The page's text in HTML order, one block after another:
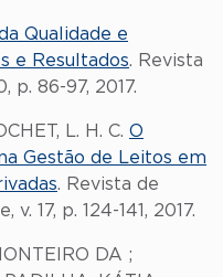
Qualidade e
e Resultados. Revista
p. 86-97, 2017.
L. H. C. O
Gestão de Leitos em
. Revista de
17, p. 124-141, 2017.
DA ;